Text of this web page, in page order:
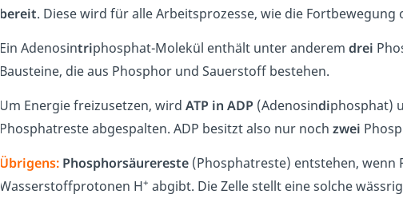
bereit. Diese wird für alle Arbeitsprozesse, wie die
Ein Adenosintriphosphat-Molekül enthält unter anderem drei
Bausteine, die aus Phosphor und Sauerstoff bestehen.
Um Energie freizusetzen, wird ATP in ADP (Adenosindiphosphat)
Phosphatreste abgespalten. ADP besitzt also nur noch zwei
Übrigens: Phosphorsäurereste (Phosphatreste) entstehen,
Wasserstoffprotonen H+ abgibt. Die Zelle stellt eine solche